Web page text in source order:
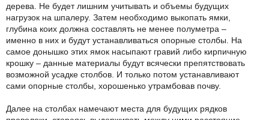
дерева. Не будет лишним учитывать и объемы будущих
нагрузок на шпалеру. Затем необходимо выкопать ямки,
глубина коих должна составлять не менее полуметра –
именно в них и будут устанавливаться опорные столбы. На
самое донышко этих ямок насыпают гравий либо кирпичную
крошку – данные материалы будут всячески препятствовать
возможной усадке столбов. И только потом устанавливают
сами опорные столбы, хорошенько утрамбовав почву.
Далее на столбах намечают места для будущих рядков